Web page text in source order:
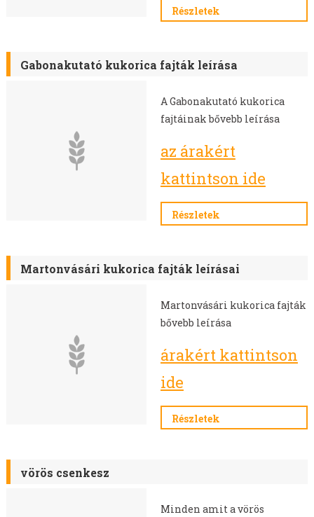
POHÁNKA/HAJDINA VETŐMAG
CSICSERIBORSÓ VETŐMAG
OLAJLEN, OLAJTÖK VETŐMAG
FÉNYMAG VETŐMAG
NAPRAFORGÓ VETŐMAG
MELORÁCIÓS RETEK VETŐMAG
Részletek
Gabonakutató kukorica fajták leírása
A Gabonakutató kukorica
fajtáinak bővebb leírása
az árakért
kattintson ide
Részletek
Martonvásári kukorica fajták leírásai
Martonvásári kukorica fajták
bővebb leírása
árakért kattintson
ide
Részletek
vörös csenkesz
Minden amit a vörös